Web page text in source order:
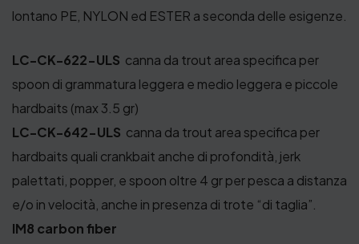
lontano PE, NYLON ed ESTER a seconda delle esigenze.
LC-CK-622-ULS canna da trout area specifica per
spoon di grammatura leggera e medio leggera e piccole
hardbaits (max 3.5 gr)
LC-CK-642-ULS canna da trout area specifica per
hardbaits quali crankbait anche di profondità, jerk
palettati, popper, e spoon oltre 4 gr per pesca a distanza
e/o in velocità, anche in presenza di trote “di taglia”.
IM8 carbon fiber